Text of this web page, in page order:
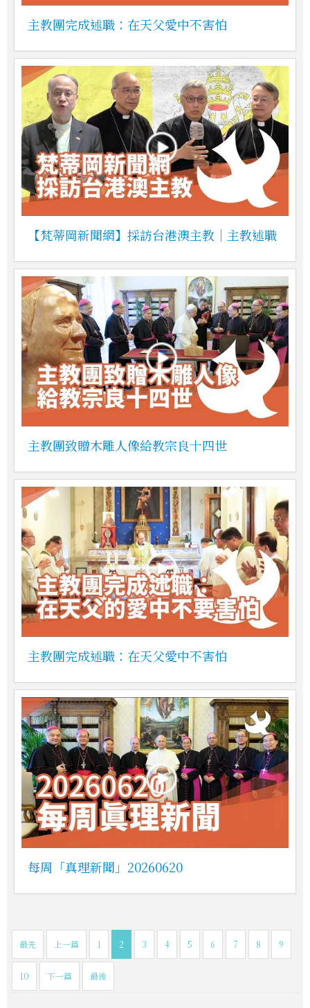
主教團完成述職：在天父愛中不害怕
【梵蒂岡新聞網】採訪台港澳主教｜主教述職
主教團致贈木雕人像給教宗良十四世
主教團完成述職：在天父愛中不害怕
每周「真理新聞」20260620
最先 上一篇 1 2 3 4 5 6 7 8 9
10 下一篇 最後